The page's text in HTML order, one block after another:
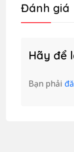
Đánh giá
Hãy để
Bạn phải